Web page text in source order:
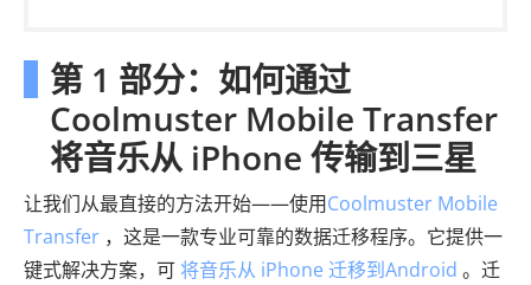
第 1 部分：如何通过
Coolmuster Mobile Transfer
将音乐从 iPhone 传输到三星
让我们从最直接的方法开始——使用Coolmuster Mobile
Transfer ，这是一款专业可靠的数据迁移程序。它提供一
键式解决方案，可将音乐从 iPhone 迁移到Android 。迁